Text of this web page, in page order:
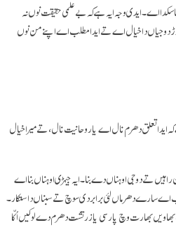
سکدا اے۔ ایدی وجہ ایہ ہے کہ بے علمی حقیقت نوں نہ
توڑ دوجیاں دا خیال اے تے ایدا مطلب اے اپنے من نوں
ایدا تعلق دھرم نال اے یا روحانیت نال، تے میرا خیال
تے دوجی اوہناں دے بنا۔ ایہ جیہڑی اوہناں بنا اے
اے سارے دھرماں لئی برابر دی سوچ تے سبناں دا ستکار۔
بھارت وچ پارسی یا زرتشت دھرم دے لوکیں اُکّا